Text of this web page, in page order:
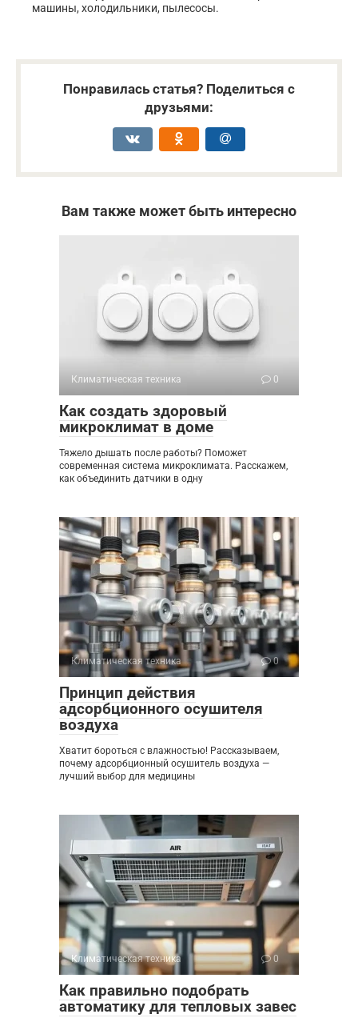
машины, холодильники, пылесосы.
Понравилась статья? Поделиться с
друзьями:
Вам также может быть интересно
Климатическая техника 0
Как создать здоровый
микроклимат в доме
Тяжело дышать после работы? Поможет
современная система микроклимата. Расскажем,
как объединить датчики в одну
Климатическая техника 0
Принцип действия
адсорбционного осушителя
воздуха
Хватит бороться с влажностью! Рассказываем,
почему адсорбционный осушитель воздуха —
лучший выбор для медицины
Климатическая техника 0
Как правильно подобрать
автоматику для тепловых завес